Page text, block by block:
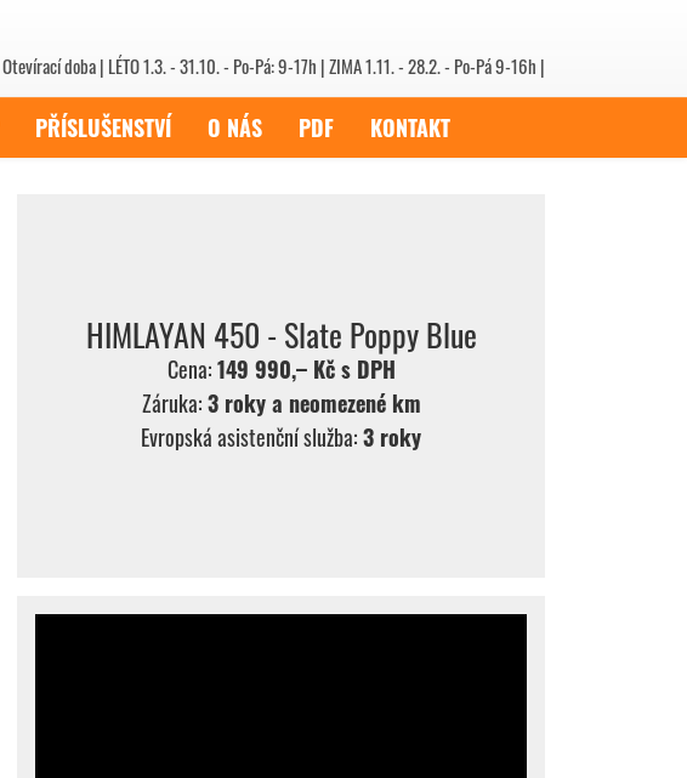
Otevírací doba | LÉTO 1.3. - 31.10. - Po-Pá: 9-17h | ZIMA 1.11. - 28.2. - Po-Pá 9-16h |
PŘÍSLUŠENSTVÍ O NÁS PDF KONTAKT
HIMLAYAN 450 - Slate Poppy Blue
Cena:149 990,– Kč s DPH
Záruka:3 roky a neomezené km
Evropská asistenční služba:3 roky